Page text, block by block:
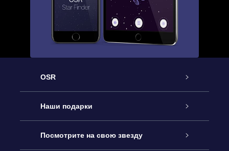
OSR
Обслуживание
Как с нами связаться
Наши подарки
Онлайн подарок Online Star Gift
Посмотрите на свою звезду